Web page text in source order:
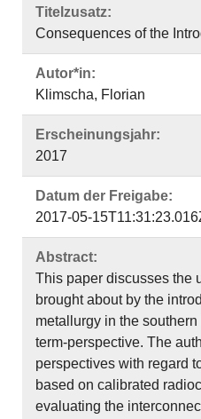
Titelzusatz:
Consequences of the
Autor*in:
Klimscha, Florian
Erscheinungsjahr:
2017
Datum der Freigabe:
2017-05-
Abstract:
This paper discusses the
brought about by the
metallurgy in the
term-perspective. The
perspectives with regard
based on calibrated
evaluating the